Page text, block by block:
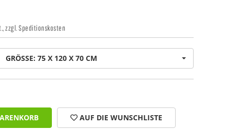
zzgl. Speditionskosten
GRÖSSE: 75 X 120 X 70 CM
AUF DIE WUNSCHLISTE